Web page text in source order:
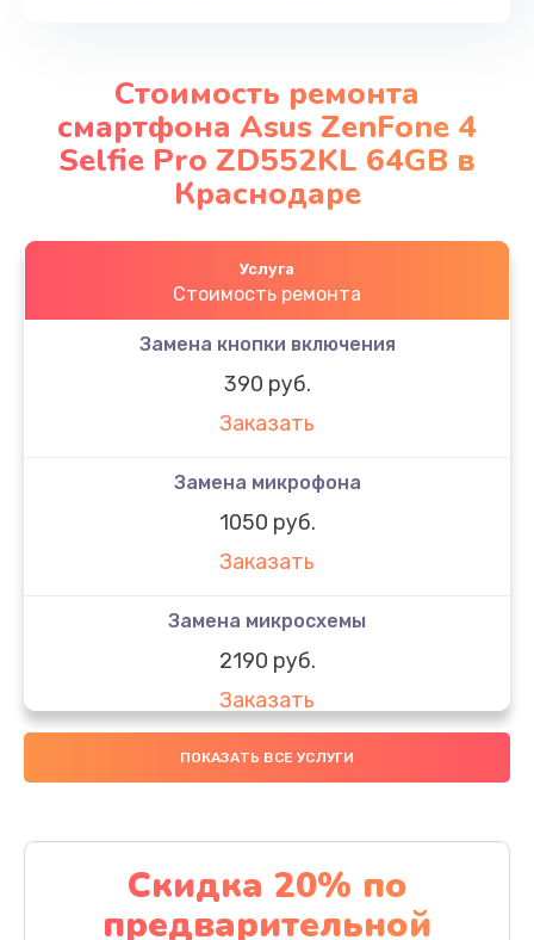
Стоимость ремонта
смартфона Asus ZenFone 4
Selfie Pro ZD552KL 64GB в
Краснодаре
Услуга
Стоимость ремонта
Замена кнопки включения
390 руб.
Заказать
Замена микрофона
1050 руб.
Заказать
Замена микросхемы
2190 руб.
Заказать
Замена передней камеры
Заказать
Замена полифонического динамика
ПОКАЗАТЬ ВСЕ УСЛУГИ
Скидка 20% по
предварительной